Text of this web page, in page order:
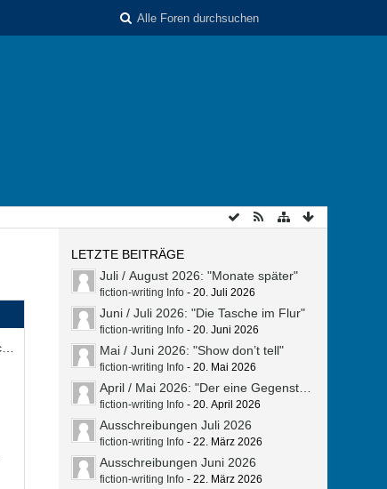
LETZTE BEITRÄGE
Juli / August 2026: "Monate später"
fiction-writing Info -20. Juli 2026
Juni / Juli 2026: "Die Tasche im Flur"
fiction-writing Info -20. Juni 2026
Mai / Juni 2026: "Show don’t tell"
fiction-writing Info -20. Mai 2026
April / Mai 2026: "Der eine Gegenstand"
fiction-writing Info -20. April 2026
Ausschreibungen Juli 2026
fiction-writing Info -22. März 2026
Ausschreibungen Juni 2026
fiction-writing Info -22. März 2026